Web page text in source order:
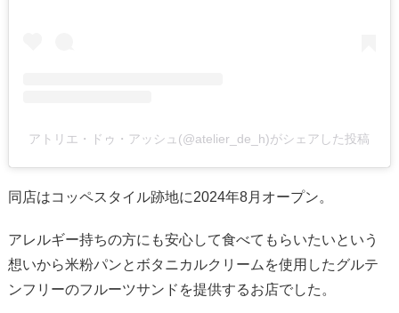
アトリエ・ドゥ・アッシュ(@atelier_de_h)がシェアした投稿
同店はコッペスタイル跡地に2024年8月オープン。
アレルギー持ちの方にも安心して食べてもらいたいという
想いから米粉パンとボタニカルクリームを使用したグルテ
ンフリーのフルーツサンドを提供するお店でした。